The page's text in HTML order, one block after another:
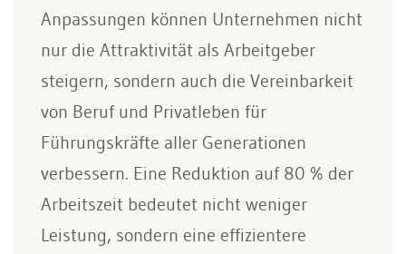
Anpassungen können Unternehmen nicht
nur die Attraktivität als Arbeitgeber
steigern, sondern auch die Vereinbarkeit
von Beruf und Privatleben für
Führungskräfte aller Generationen
verbessern. Eine Reduktion auf 80 % der
Arbeitszeit bedeutet nicht weniger
Leistung, sondern eine effizientere